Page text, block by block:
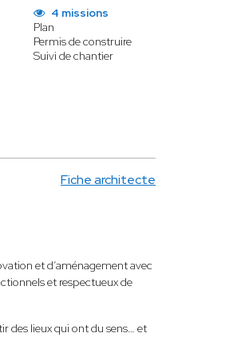
4 missions
Plan
Permis de construire
Suivi de chantier
Fiche architecte
et d’aménagement avec
et respectueux de
des lieux qui ont du sens… et